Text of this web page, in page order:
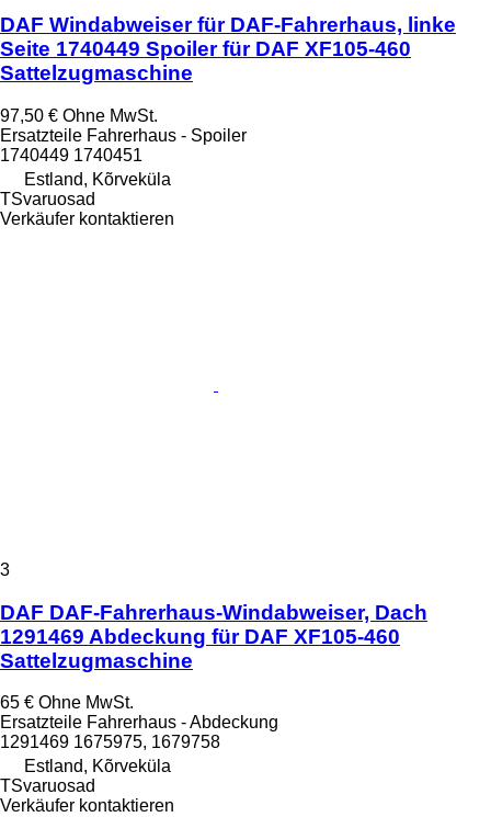
DAF Windabweiser für DAF-Fahrerhaus, linke
Seite 1740449 Spoiler für DAF XF105-460
Sattelzugmaschine
97,50 € Ohne MwSt.
Ersatzteile Fahrerhaus - Spoiler
1740449 1740451
Estland, Kõrveküla
TSvaruosad
Verkäufer kontaktieren
3
DAF DAF-Fahrerhaus-Windabweiser, Dach
1291469 Abdeckung für DAF XF105-460
Sattelzugmaschine
65 € Ohne MwSt.
Ersatzteile Fahrerhaus - Abdeckung
1291469 1675975, 1679758
Estland, Kõrveküla
TSvaruosad
Verkäufer kontaktieren